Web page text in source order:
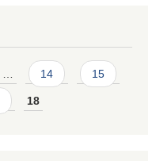
… 14 15
18